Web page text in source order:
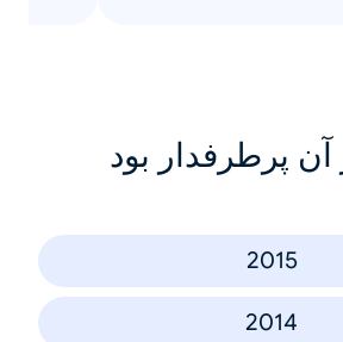
آن پرطرفدار بود
2015
2014